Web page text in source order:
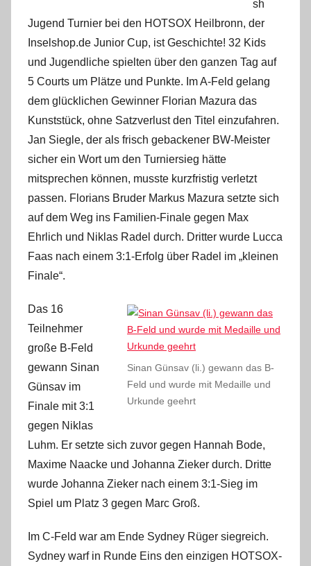
sh
Jugend Turnier bei den HOTSOX Heilbronn, der
Inselshop.de Junior Cup, ist Geschichte! 32 Kids
und Jugendliche spielten über den ganzen Tag auf
5 Courts um Plätze und Punkte. Im A-Feld gelang
dem glücklichen Gewinner Florian Mazura das
Kunststück, ohne Satzverlust den Titel einzufahren.
Jan Siegle, der als frisch gebackener BW-Meister
sicher ein Wort um den Turniersieg hätte
mitsprechen können, musste kurzfristig verletzt
passen. Florians Bruder Markus Mazura setzte sich
auf dem Weg ins Familien-Finale gegen Max
Ehrlich und Niklas Radel durch. Dritter wurde Lucca
Faas nach einem 3:1-Erfolg über Radel im „kleinen
Finale“.
Sinan Günsav (li.) gewann das B-
Feld und wurde mit Medaille und
Urkunde geehrt
Das 16
Teilnehmer
große B-Feld
gewann Sinan
Günsav im
Finale mit 3:1
gegen Niklas
Luhm. Er setzte sich zuvor gegen Hannah Bode,
Maxime Naacke und Johanna Zieker durch. Dritte
wurde Johanna Zieker nach einem 3:1-Sieg im
Spiel um Platz 3 gegen Marc Groß.
Im C-Feld war am Ende Sydney Rüger siegreich.
Sydney warf in Runde Eins den einzigen HOTSOX-